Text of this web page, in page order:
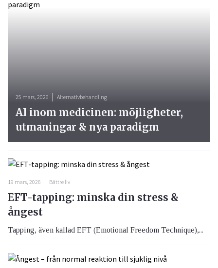
25 mars, 2026 Alternativbehandling
AI inom medicinen: möjligheter,
utmaningar & nya paradigm
19 mars, 2026 Bättre liv
EFT-tapping: minska din stress &
ångest
Tapping, även kallad EFT (Emotional Freedom Technique),...